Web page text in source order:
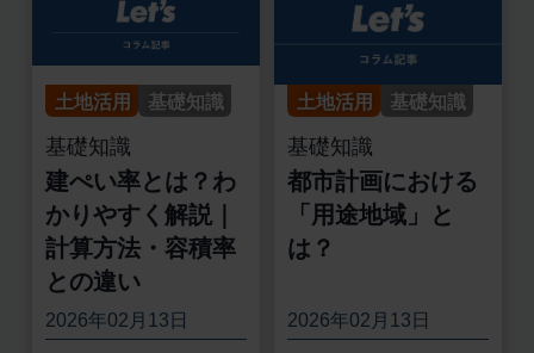
土地活用 基礎知識
基礎知識
建ぺい率とは？わ
かりやすく解説｜
計算方法・容積率
との違い
2026年02月13日
土地活用 基礎知識
基礎知識
都市計画における
「用途地域」と
は？
2026年02月13日